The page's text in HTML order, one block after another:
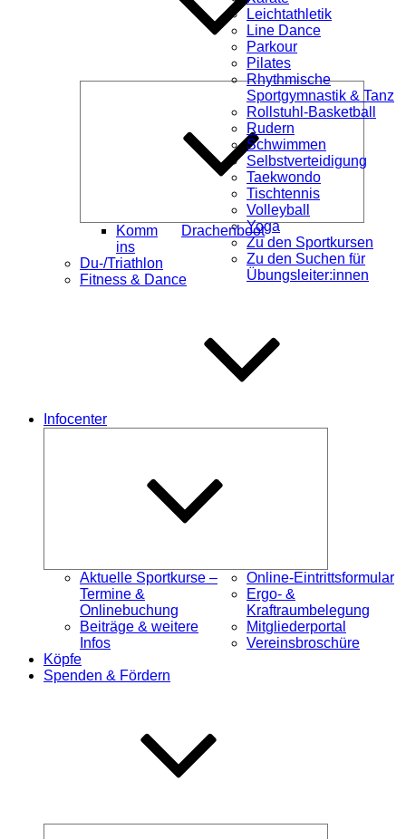
öffnen
Komm
ins
Drachenboot
Du-/Triathlon
Fitness & Dance
Leichtathletik
Line Dance
Parkour
Pilates
Rhythmische
Sportgymnastik & Tanz
Rollstuhl-Basketball
Rudern
Schwimmen
Selbstverteidigung
Taekwondo
Tischtennis
Volleyball
Yoga
Zu den Sportkursen
Zu den Suchen für
Übungsleiter:innen
Infocenter
Aktuelle Sportkurse –
Termine &
Onlinebuchung
Beiträge & weitere
Infos
Online-Eintrittsformular
Ergo- &
Kraftraumbelegung
Mitgliederportal
Vereinsbroschüre
Köpfe
Spenden & Fördern